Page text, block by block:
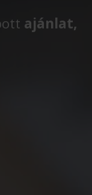
ajánlat,